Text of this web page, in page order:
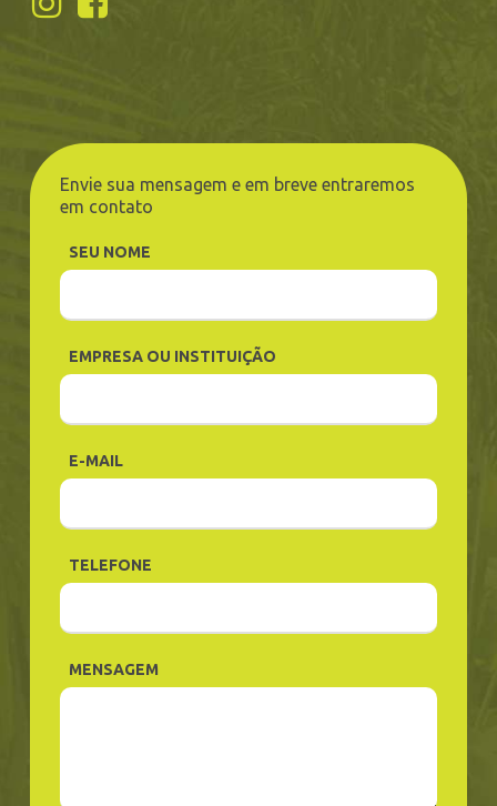
Envie sua mensagem e em breve entraremos
em contato
SEU NOME
EMPRESA OU INSTITUIÇÃO
E-MAIL
TELEFONE
MENSAGEM